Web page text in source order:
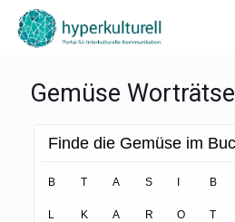
Gemüse Worträtsel